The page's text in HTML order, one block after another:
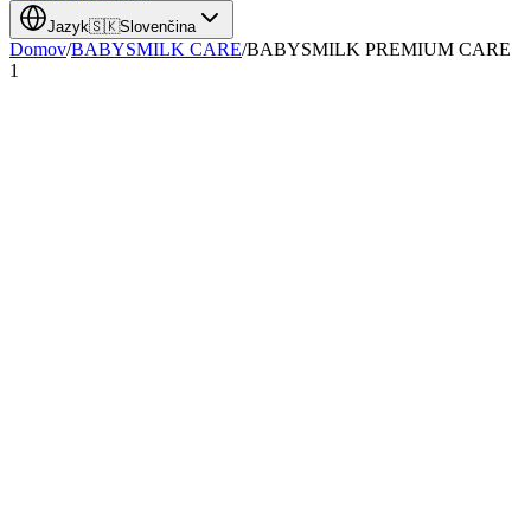
Jazyk🇸🇰Slovenčina
Domov/BABYSMILK CARE/BABYSMILK PREMIUM CARE
1